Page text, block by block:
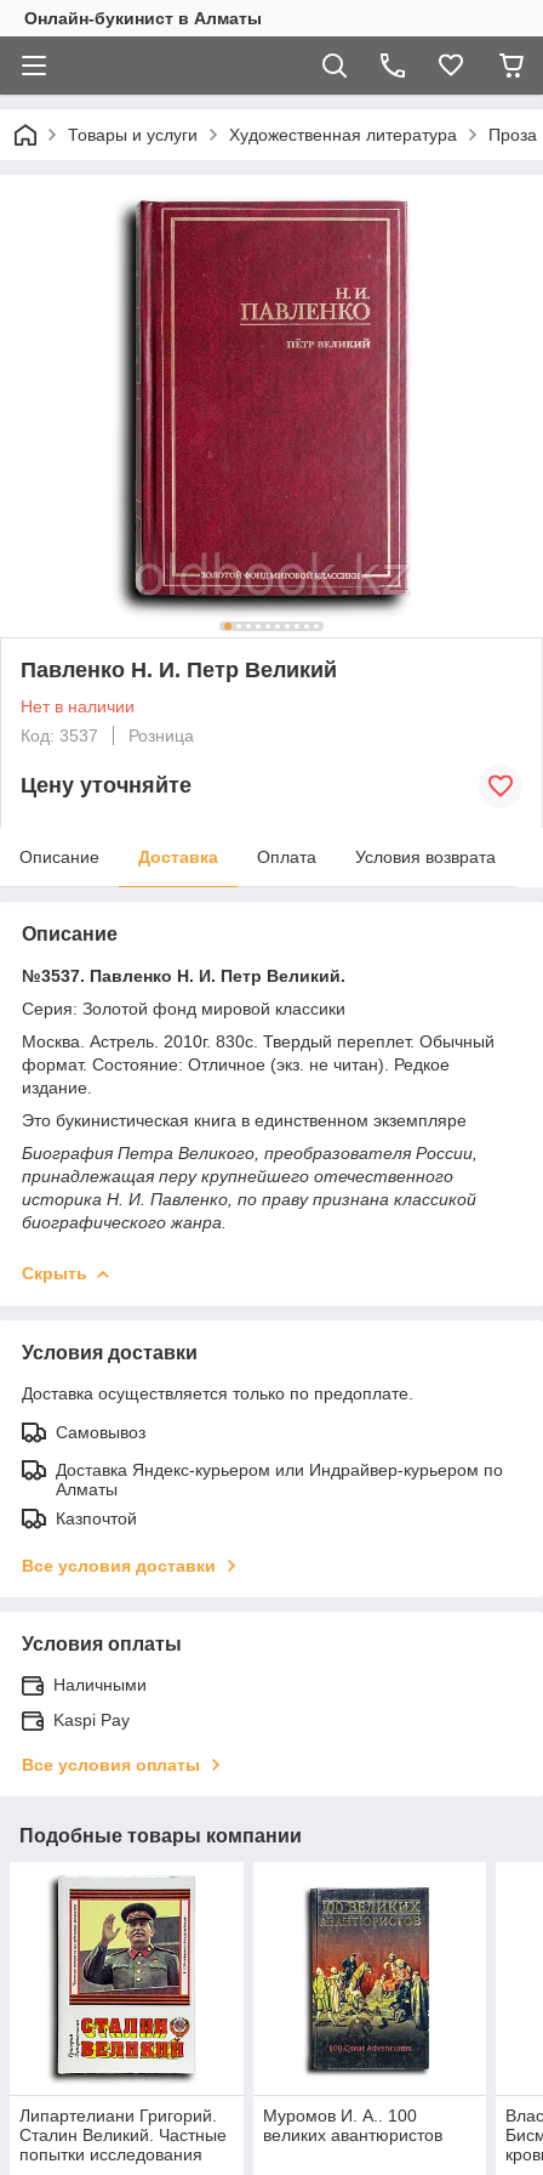
Онлайн-букинист в Алматы
Товары и услуги Художественная литература Проза
Павленко Н. И. Петр Великий
Нет в наличии
Код: 3537
Розница
Цену уточняйте
Описание Доставка Оплата Условия возврата
Описание
№3537. Павленко Н. И. Петр Великий.
Серия: Золотой фонд мировой классики
Москва. Астрель. 2010г. 830с. Твердый переплет. Обычный
формат. Состояние: Отличное (экз. не читан). Редкое
издание.
Это букинистическая книга в единственном экземпляре
Биография Петра Великого, преобразователя России,
принадлежащая перу крупнейшего отечественного
историка Н. И. Павленко, по праву признана классикой
биографического жанра.
Скрыть
Условия доставки
Доставка осуществляется только по предоплате.
Самовывоз
Доставка Яндекс-курьером или Индрайвер-курьером по
Алматы
Казпочтой
Все условия доставки
Условия оплаты
Наличными
Kaspi Pay
Все условия оплаты
Подобные товары компании
Липартелиани Григорий.
Сталин Великий. Частные
попытки исследования
Муромов И. А.. 100
великих авантюристов